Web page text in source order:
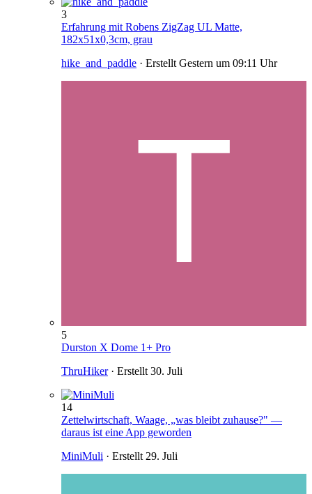
3
Erfahrung mit Robens ZigZag UL Matte,
182x51x0,3cm, grau
hike_and_paddle · Erstellt Gestern um 09:11 Uhr
5
Durston X Dome 1+ Pro
ThruHiker· Erstellt 30. Juli
14
Zettelwirtschaft, Waage, „was bleibt zuhause?" —
daraus ist eine App geworden
MiniMuli · Erstellt 29. Juli